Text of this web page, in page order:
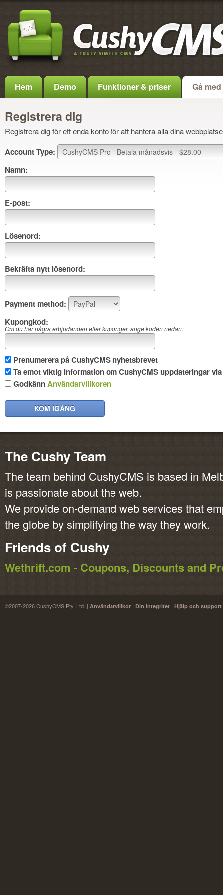
Hem Demo Funktioner & priser Gå med
Registrera dig
Registrera dig för ett enda konto för att hantera alla dina
Account Type:
Namn:
E-post:
Lösenord:
Bekräfta nytt lösenord:
Payment method:
Kupongkod:
Om du har några erbjudanden eller kuponger, ange koden nedan.
Prenumerera på CushyCMS nyhetsbrevet
Ta emot viktig information om CushyCMS uppdateringar
GodkännAnvändarvillkoren
KOM IGÅNG
The Cushy Team
The team behind CushyCMS is based in
is passionate about the web.
We provide on-demand web services that
the globe by simplifying the way they work.
Friends of Cushy
Wethrift.com - Coupons, Discounts and
©2007-2026 CushyCMS Pty. Ltd. | Användarvillkor | Din integritet | Hjälp och support